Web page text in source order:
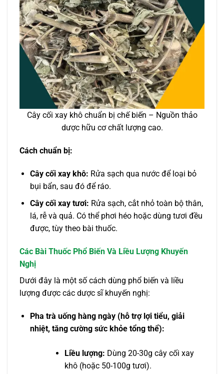
Cây cối xay khô chuẩn bị chế biến – Nguồn thảo
dược hữu cơ chất lượng cao.
Cách chuẩn bị:
Cây cối xay khô: Rửa sạch qua nước để loại bỏ
bụi bẩn, sau đó để ráo.
Cây cối xay tươi: Rửa sạch, cắt nhỏ toàn bộ thân,
lá, rễ và quả. Có thể phơi héo hoặc dùng tươi đều
được, tùy theo bài thuốc.
Các Bài Thuốc Phổ Biến Và Liều Lượng Khuyến
Nghị
Dưới đây là một số cách dùng phổ biến và liều
lượng được các dược sĩ khuyến nghị:
Pha trà uống hàng ngày (hỗ trợ lợi tiểu, giải
nhiệt, tăng cường sức khỏe tổng thể):
Liều lượng: Dùng 20-30g cây cối xay
khô (hoặc 50-100g tươi).